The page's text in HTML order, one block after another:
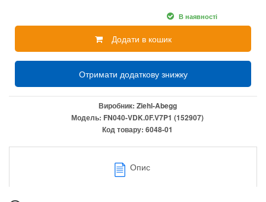
В наявності
Додати в кошик
Отримати додаткову знижку
Виробник: Ziehl-Abegg
Модель: FN040-VDK.0F.V7P1 (152907)
Код товару: 6048-01
Опис